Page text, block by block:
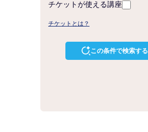
チケットが使える講座
チケットとは？
この条件で検索する